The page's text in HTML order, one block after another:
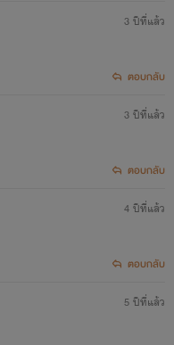
3 ปีที่แล้ว
ตอบกลับ
3 ปีที่แล้ว
ตอบกลับ
4 ปีที่แล้ว
ตอบกลับ
5 ปีที่แล้ว